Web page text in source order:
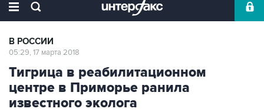
В РОССИИ
05:29, 17 марта 2018
Тигрица в реабилитационном
центре в Приморье ранила
известного эколога